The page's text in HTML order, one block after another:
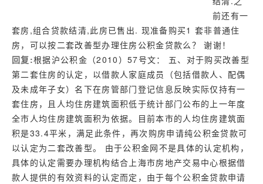
前还有一
套房,组合贷款结清,此房已售出. 现准备购买1 套非普通住
房，可以按二套改善型办理住房公积金贷款么？ 谢谢！
回复:根据沪公积金（2010）57号文： 五、对于购买改善型
第二套住房的认定，以借款人家庭成员（包括借款人、配偶
及未成年子女）名下在房管部门登记信息反映实际仅持有一
套住房，且人均住房建筑面积低于统计部门公布的上一年度
全市人均住房建筑面积为依据。目前本市的人均住房建筑面
积是33.4平米，满足此条件，再次购房申请纯公积金贷款可
以认定为二套改善型。 由于公积金网不是具体的认定机构，
具体的认定需要办理机构结合上海市房地产交易中心根据借
款人提供的有效资料的认定而定，由于每个公积金贷款申请